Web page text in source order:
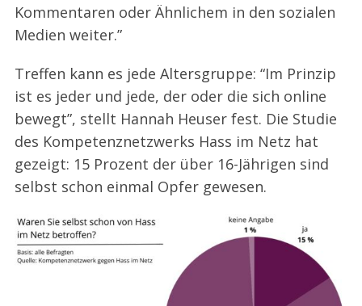
Kommentaren oder Ähnlichem in den sozialen
Medien weiter.”
Treffen kann es jede Altersgruppe: “Im Prinzip
ist es jeder und jede, der oder die sich online
bewegt”, stellt Hannah Heuser fest. Die Studie
des Kompetenznetzwerks Hass im Netz hat
gezeigt: 15 Prozent der über 16-Jährigen sind
selbst schon einmal Opfer gewesen.